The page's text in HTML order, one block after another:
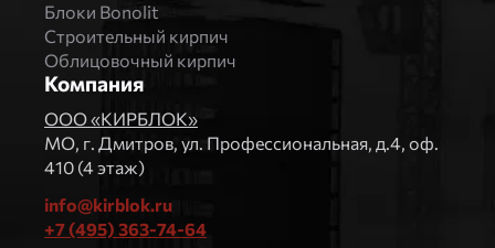
Блоки Bonolit
Строительный кирпич
Облицовочный кирпич
Компания
ООО «КИРБЛОК»
МO, г. Дмитров, ул. Профессиональная, д.4, оф.
410 (4 этаж)
info@kirblok.ru
+7 (495) 363-74-64